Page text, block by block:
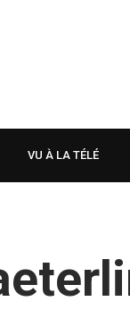
VU À LA TÉLÉ